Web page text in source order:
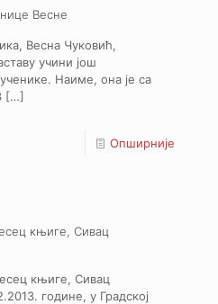
Весне
Весна Чуковић,
учини још
Наиме, она је са
[…]
Опширније
књиге, Сивац
књиге, Сивац
године, у Градској